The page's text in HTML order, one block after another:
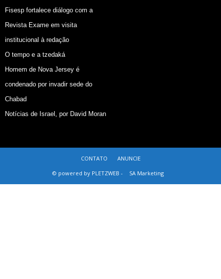
Fisesp fortalece diálogo com a
Revista Exame em visita
institucional à redação
O tempo e a tzedaká
Homem de Nova Jersey é
condenado por invadir sede do
Chabad
Notícias de Israel, por David Moran
CONTATO
ANUNCIE
© powered by PLETZWEB -
SA Marketing